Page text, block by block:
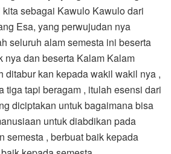
sebagai Kawulo Kawulo dari
Esa, yang perwujudan nya
seluruh alam semesta ini beserta
nya dan beserta Kalam Kalam
ditabur kan kepada wakil wakil nya ,
tiga tapi beragam , itulah esensi dari
diciptakan untuk bagaimana bisa
untuk diabdikan pada
semesta , berbuat baik kepada